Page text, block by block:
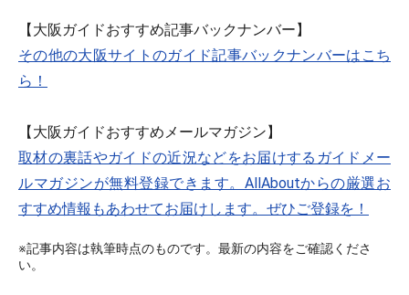
【大阪ガイドおすすめ記事バックナンバー】
その他の大阪サイトのガイド記事バックナンバーはこち
ら！
【大阪ガイドおすすめメールマガジン】
取材の裏話やガイドの近況などをお届けするガイドメー
ルマガジンが無料登録できます。AllAboutからの厳選お
すすめ情報もあわせてお届けします。ぜひご登録を！
※記事内容は執筆時点のものです。最新の内容をご確認くださ
い。